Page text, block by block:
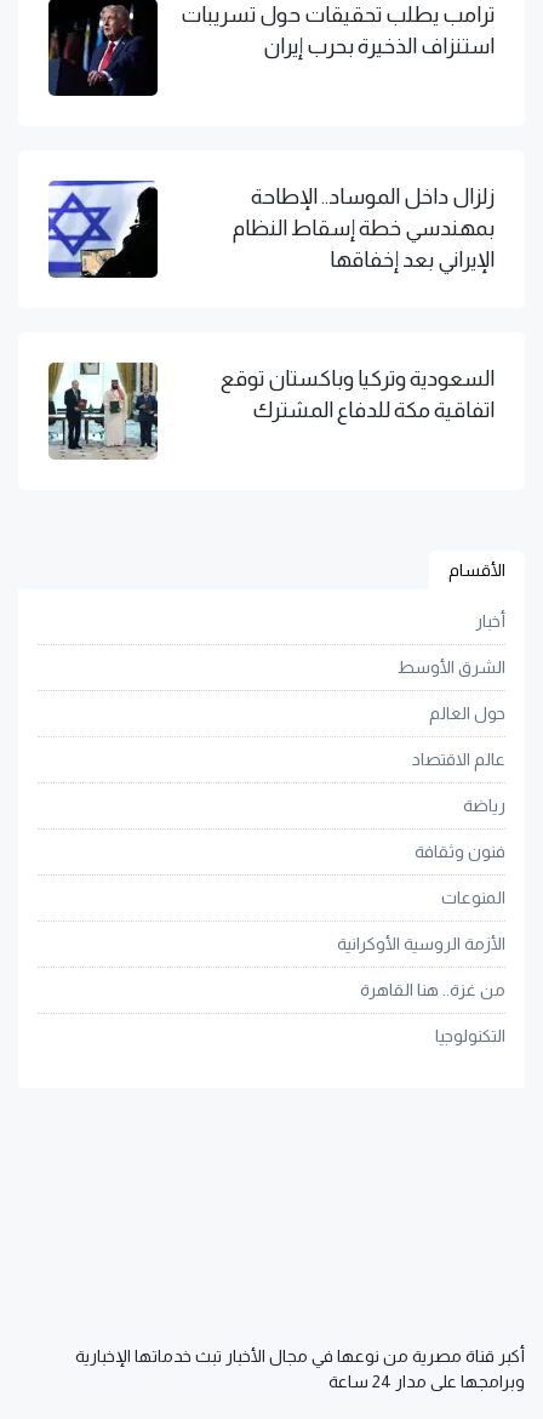
ترامب يطلب تحقيقات حول تسريبات
استنزاف الذخيرة بحرب إيران
زلزال داخل الموساد.. الإطاحة
بمهندسي خطة إسقاط النظام
الإيراني بعد إخفاقها
السعودية وتركيا وباكستان توقع
اتفاقية مكة للدفاع المشترك
الأقسام
أخبار
الشرق الأوسط
حول العالم
عالم الاقتصاد
رياضة
فنون وثقافة
المنوعات
الأزمة الروسية الأوكرانية
من غزة.. هنا القاهرة
التكنولوجيا
أكبر قناة مصرية من نوعها في مجال الأخبار تبث خدماتها الإخبارية
وبرامجها على مدار 24 ساعة